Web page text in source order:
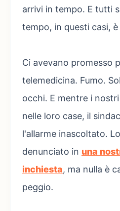
arrivi in tempo. E tutti
tempo, in questi casi,
Ci avevano promesso
telemedicina. Fumo.
occhi. E mentre i
nelle loro case, il
l'allarme inascoltato.
denunciato in una
inchiesta, ma nulla è
peggio.